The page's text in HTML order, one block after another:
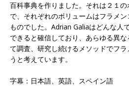
百科事典を作りました。それは２１
で、それぞれのボリュームはフラメ
ものでした。Adrian Galiaはどんな人
できると確信しており、あらゆる異
て調査、研究し続けるメソッドでフ
うと考えています。
字幕：日本語、英語、スペイン語